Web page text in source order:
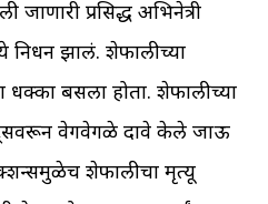
प्रसिद्ध अभिनेत्री
निधन झालं. शेफालीच्या
धक्का बसला होता. शेफालीच्या
वेगवेगळे दावे केले जाऊ
शेफालीचा मृत्यू